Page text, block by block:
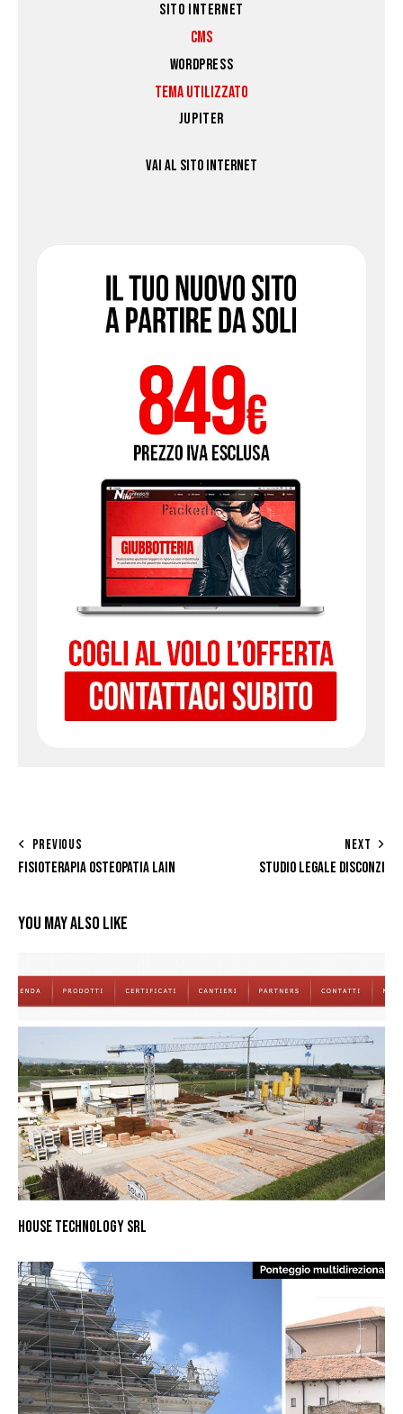
SITO INTERNET
CMS
WORDPRESS
TEMA UTILIZZATO
JUPITER
VAI AL SITO INTERNET
PREVIOUS
FISIOTERAPIA OSTEOPATIA LAIN
NEXT
STUDIO LEGALE DISCONZI
YOU MAY ALSO LIKE
HOUSE TECHNOLOGY SRL